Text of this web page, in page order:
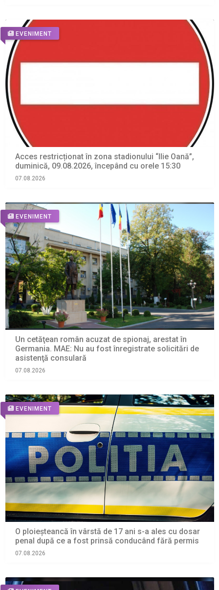
EVENIMENT
Acces restricționat în zona stadionului “Ilie Oană”,
duminică, 09.08.2026, începând cu orele 15:30
07.08.2026
EVENIMENT
Un cetăţean român acuzat de spionaj, arestat în
Germania. MAE: Nu au fost înregistrate solicitări de
asistenţă consulară
07.08.2026
EVENIMENT
O ploieșteancă în vârstă de 17 ani s-a ales cu dosar
penal după ce a fost prinsă conducând fără permis
07.08.2026